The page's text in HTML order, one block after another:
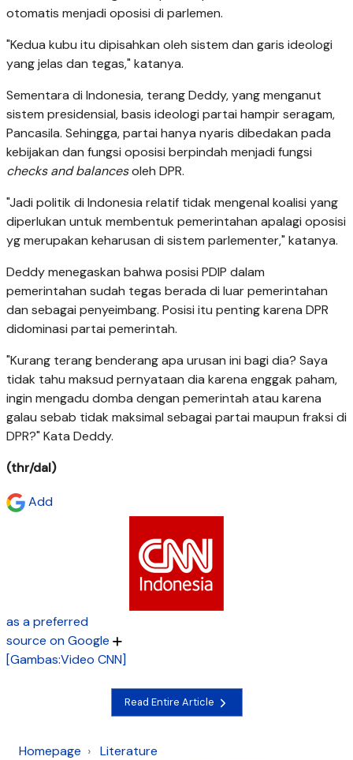
otomatis menjadi oposisi di parlemen.
"Kedua kubu itu dipisahkan oleh sistem dan garis ideologi
yang jelas dan tegas," katanya.
Sementara di Indonesia, terang Deddy, yang menganut
sistem presidensial, basis ideologi partai hampir seragam,
Pancasila. Sehingga, partai hanya nyaris dibedakan pada
kebijakan dan fungsi oposisi berpindah menjadi fungsi
checks and balancesoleh DPR.
"Jadi politik di Indonesia relatif tidak mengenal koalisi yang
diperlukan untuk membentuk pemerintahan apalagi oposisi
yg merupakan keharusan di sistem parlementer," katanya.
Deddy menegaskan bahwa posisi PDIP dalam
pemerintahan sudah tegas berada di luar pemerintahan
dan sebagai penyeimbang. Posisi itu penting karena DPR
didominasi partai pemerintah.
"Kurang terang benderang apa urusan ini bagi dia? Saya
tidak tahu maksud pernyataan dia karena enggak paham,
ingin mengadu domba dengan pemerintah atau karena
galau sebab tidak maksimal sebagai partai maupun fraksi di
DPR?" Kata Deddy.
(thr/dal)
Add
as a preferred
source on Google
[Gambas:Video CNN]
Read Entire Article
Homepage
Literature